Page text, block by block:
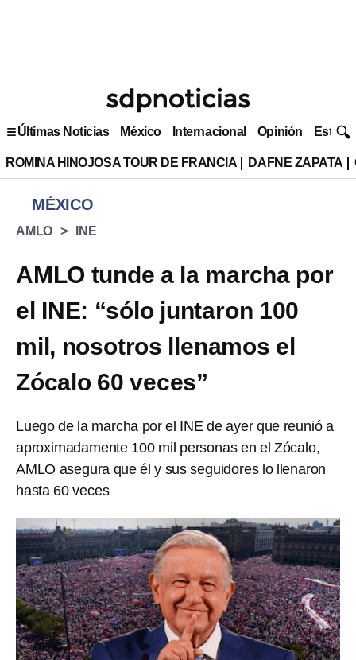
Últimas Noticias México Internacional Opinión Estilo
ROMINA HINOJOSA TOUR DE FRANCIA DAFNE ZAPATA
MÉXICO
AMLO INE
AMLO tunde a la marcha por
el INE: “sólo juntaron 100
mil, nosotros llenamos el
Zócalo 60 veces”
Luego de la marcha por el INE de ayer que reunió a
aproximadamente 100 mil personas en el Zócalo,
AMLO asegura que él y sus seguidores lo llenaron
hasta 60 veces